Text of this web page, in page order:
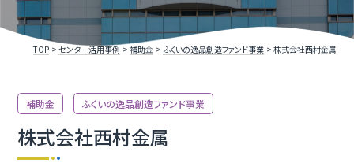
TOP センター活用事例 補助金 ふくいの逸品創造ファンド事業 株式会社西村金属
補助金 ふくいの逸品創造ファンド事業
株式会社西村金属